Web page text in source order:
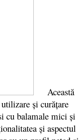
Această
şi curăţare
cu balamale mici şi
şi aspectul